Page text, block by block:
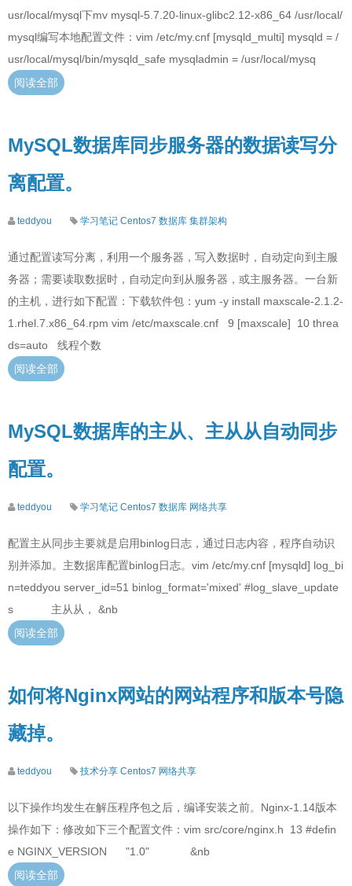
usr/local/mysql下mv mysql-5.7.20-linux-glibc2.12-x86_64 /usr/local/
mysql编写本地配置文件：vim /etc/my.cnf [mysqld_multi] mysqld = /
usr/local/mysql/bin/mysqld_safe mysqladmin = /usr/local/mysq
阅读全部
MySQL数据库同步服务器的数据读写分
离配置。
teddyou 学习笔记 Centos7 数据库 集群架构
通过配置读写分离，利用一个服务器，写入数据时，自动定向到主服
务器；需要读取数据时，自动定向到从服务器，或主服务器。一台新
的主机，进行如下配置：下载软件包：yum -y install maxscale-2.1.2-
1.rhel.7.x86_64.rpm vim /etc/maxscale.cnf 9 [maxscale] 10 threa
ds=auto 线程个数
阅读全部
MySQL数据库的主从、主从从自动同步
配置。
teddyou 学习笔记 Centos7 数据库 网络共享
配置主从同步主要就是启用binlog日志，通过日志内容，程序自动识
别并添加。主数据库配置binlog日志。vim /etc/my.cnf [mysqld] log_bi
n=teddyou server_id=51 binlog_format='mixed' #log_slave_update
s 主从从， &nb
阅读全部
如何将Nginx网站的网站程序和版本号隐
藏掉。
teddyou 技术分享 Centos7 网络共享
以下操作均发生在解压程序包之后，编译安装之前。Nginx-1.14版本
操作如下：修改如下三个配置文件：vim src/core/nginx.h 13 #defin
e NGINX_VERSION "1.0" &nb
阅读全部